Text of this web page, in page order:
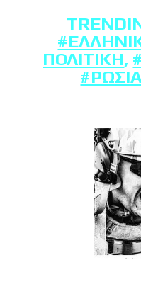
ΠΟΛΙΤΙΚΉ,
#ΡΩΣΊΑ